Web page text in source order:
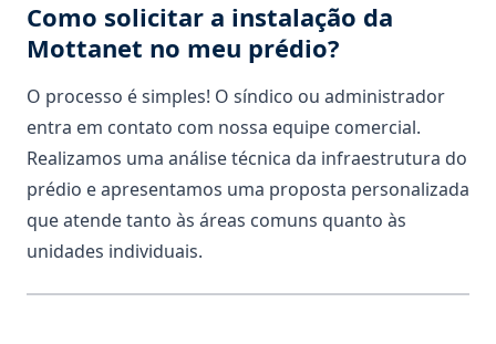
Como solicitar a instalação da
Mottanet no meu prédio?
O processo é simples! O síndico ou administrador
entra em contato com nossa equipe comercial.
Realizamos uma análise técnica da infraestrutura do
prédio e apresentamos uma proposta personalizada
que atende tanto às áreas comuns quanto às
unidades individuais.